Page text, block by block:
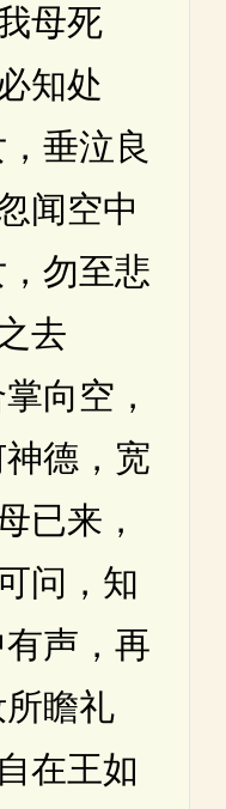
母死
知处
垂泣良
闻空中
勿至悲
去
向空，
德，宽
已来，
问，知
声，再
所瞻礼
在王如